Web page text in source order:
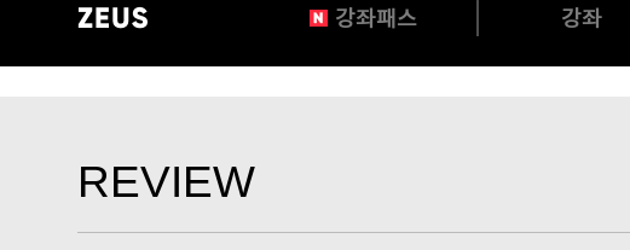
역
강좌패스 강좌
REVIEW